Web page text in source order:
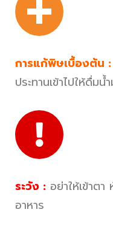
การแก้พิษเบื้องต้น :
ประทานเข้าไปให้ดื่ม
ระวัง : อย่าให้เข้าต
อาหาร